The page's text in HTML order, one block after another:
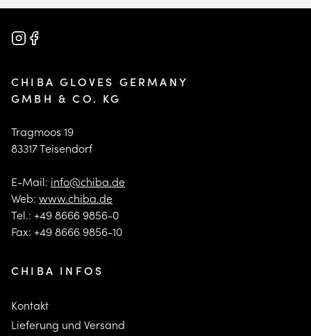
CHIBA GLOVES GERMANY
GMBH & CO. KG
Tragmoos 19
83317 Teisendorf
E-Mail: info@chiba.de
Web: www.chiba.de
Tel.: +49 8666 9856-0
Fax: +49 8666 9856-10
CHIBA INFOS
Kontakt
Lieferung und Versand